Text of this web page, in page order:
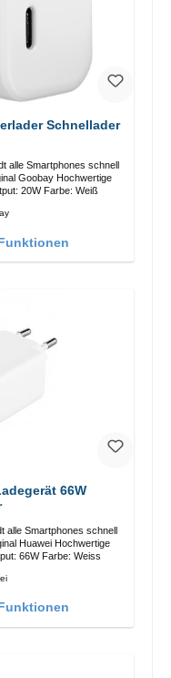
Schnellader
alle Smartphones schnell
Hochwertige
Verarbeitung Anschlüsse: USB-C Output: 20W Farbe: Weiß
66W
alle Smartphones schnell
Hochwertige
Verarbeitung Anschlüsse: USB-C Output: 66W Farbe: Weiss